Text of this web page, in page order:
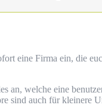
eine Firma ein, die
an, welche eine
sind auch für kleinere